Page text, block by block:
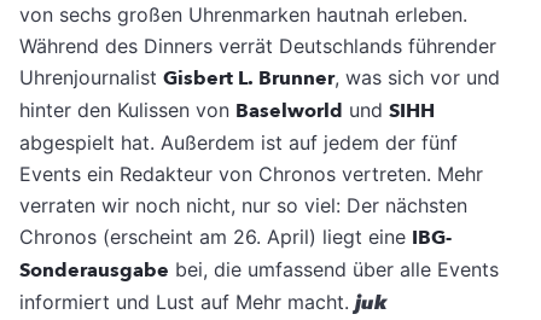
von sechs großen Uhrenmarken hautnah erleben.
Während des Dinners verrät Deutschlands führender
Uhrenjournalist Gisbert L. Brunner, was sich vor und
hinter den Kulissen von Baselworld und SIHH
abgespielt hat. Außerdem ist auf jedem der fünf
Events ein Redakteur von Chronos vertreten. Mehr
verraten wir noch nicht, nur so viel: Der nächsten
Chronos (erscheint am 26. April) liegt eine IBG-
Sonderausgabe bei, die umfassend über alle Events
informiert und Lust auf Mehr macht. juk